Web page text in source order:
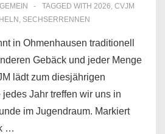
TAGGED WITH 2026, CVJM
, SECHSERRENNEN
in Ohmenhausen traditionell
Gebäck und jeder Menge
lädt zum diesjährigen
Jahr treffen wir uns in
im Jugendraum. Markiert
…